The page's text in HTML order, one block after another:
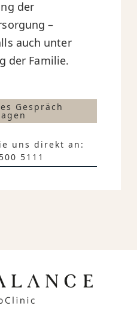
der
–
auch unter
der Familie.
Gespräch
uns direkt an:
5111